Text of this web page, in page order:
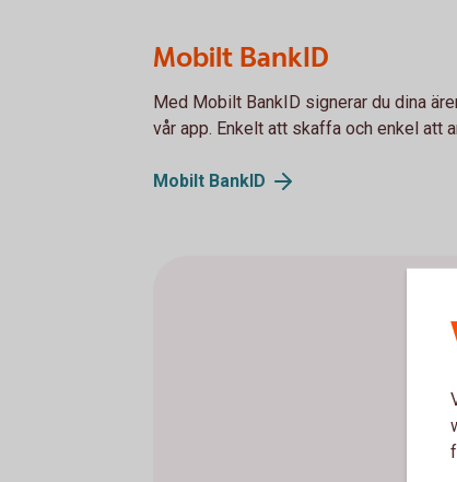
Mobilt BankID
Med Mobilt BankID signerar du dina
vår app. Enkelt att skaffa och enkel att
Mobilt BankID